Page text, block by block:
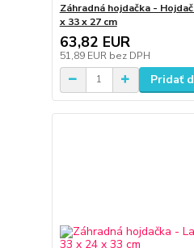
Záhradná hojdačka -
x 33 x 27 cm
63,82 EUR
51,89 EUR bez DPH
Pridať